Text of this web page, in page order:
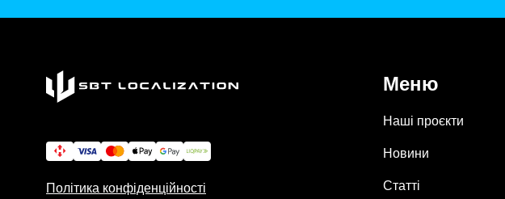
Політика конфіденційності
Меню
Наші проєкти
Новини
Статті